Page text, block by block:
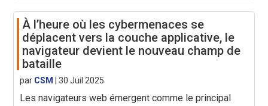
À l’heure où les cybermenaces se
déplacent vers la couche applicative, le
navigateur devient le nouveau champ de
bataille
par CSM |30 Juil 2025
Les navigateurs web émergent comme le principal